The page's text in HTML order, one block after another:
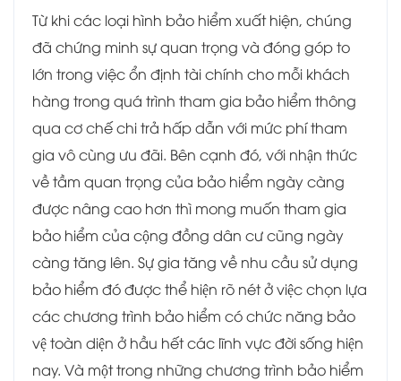
Từ khi các loại hình bảo hiểm xuất hiện, chúng
đã chứng minh sự quan trọng và đóng góp to
lớn trong việc ổn định tài chính cho mỗi khách
hàng trong quá trình tham gia bảo hiểm thông
qua cơ chế chi trả hấp dẫn với mức phí tham
gia vô cùng ưu đãi. Bên cạnh đó, với nhận thức
về tầm quan trọng của bảo hiểm ngày càng
được nâng cao hơn thì mong muốn tham gia
bảo hiểm của cộng đồng dân cư cũng ngày
càng tăng lên. Sự gia tăng về nhu cầu sử dụng
bảo hiểm đó được thể hiện rõ nét ở việc chọn lựa
các chương trình bảo hiểm có chức năng bảo
vệ toàn diện ở hầu hết các lĩnh vực đời sống hiện
nay. Và một trong những chương trình bảo hiểm